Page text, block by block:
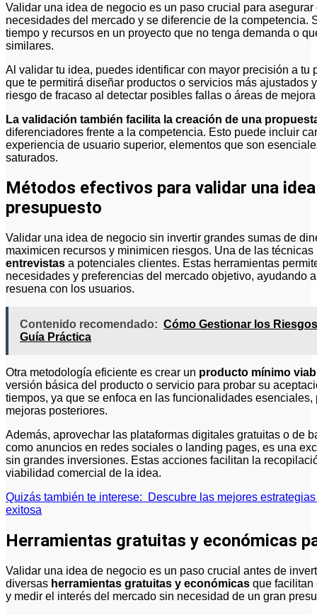
Validar una idea de negocio es un paso crucial para asegurar que tu propuesta realmente responda a las
necesidades del mercado y se diferencie de la
tiempo y recursos en un proyecto que no tenga demanda o
similares.
Al validar tu idea, puedes identificar con mayor precisión a
que te permitirá diseñar productos o servicios más ajustados
riesgo de fracaso al detectar posibles fallas o áreas de
La validación también facilita la creación de una
diferenciadores frente a la competencia. Esto puede incluir
experiencia de usuario superior, elementos que son
saturados.
Métodos efectivos para validar una
presupuesto
Validar una idea de negocio sin invertir grandes sumas de
maximicen recursos y minimicen riesgos. Una de las
entrevistas a potenciales clientes. Estas herramientas
necesidades y preferencias del mercado objetivo, ayudando
resuena con los usuarios.
Contenido recomendado: Cómo Gestionar los
Guía Práctica
Otra metodología eficiente es crear un producto mínimo
versión básica del producto o servicio para probar su
tiempos, ya que se enfoca en las funcionalidades
mejoras posteriores.
Además, aprovechar las plataformas digitales gratuitas o de
como anuncios en redes sociales o landing pages, es una
sin grandes inversiones. Estas acciones facilitan la
viabilidad comercial de la idea.
Quizás también te interese:
Descubre las mejores
exitosa
Herramientas gratuitas y económicas
Validar una idea de negocio es un paso crucial antes de
diversas herramientas gratuitas y económicas que facilitan
y medir el interés del mercado sin necesidad de un gran